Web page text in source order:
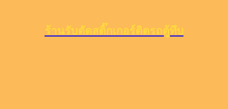
ร้านรับตัดสติ๊กเกอร์ติดรถตู้ทึบ